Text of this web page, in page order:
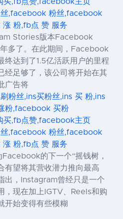
,facebook 粉丝,facebook
粉,fb点 赞 服务
Stories版本Facebook
多了。在此期间，Facebook
终达到了1.5亿活跃用户的里程
经足够了，该公司将开始在其
广告将
粉丝,ins买粉丝,ins 买 粉,ins
粉,facebook 买粉
买,fb点赞,facebook主页
,facebook 粉丝,facebook
粉,fb点 赞 服务
的下一个“摇钱树，
有望将其营收潜力推向最高
出，Instagram曾经只是一个
，现在加上IGTV、Reels和购
开始变得有些模糊